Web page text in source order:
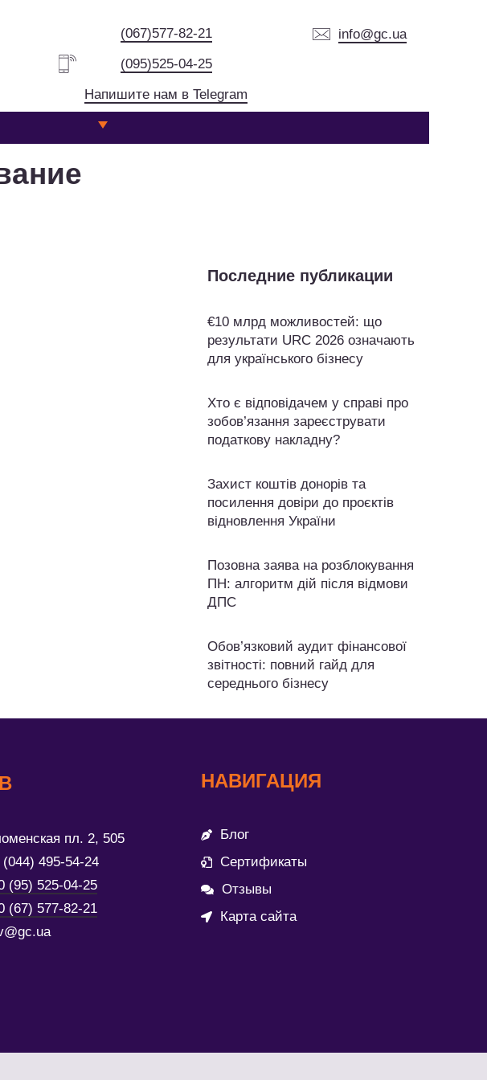
(067)577-82-21
(095)525-04-25
Напишите нам в Telegram
info@gc.ua
Последние публикации
€10 млрд можливостей: що
результати URC 2026 означають
для українського бізнесу
Хто є відповідачем у справі про
зобов’язання зареєструвати
податкову накладну?
Захист коштів донорів та
посилення довіри до проєктів
відновлення України
Позовна заява на розблокування
ПН: алгоритм дій після відмови
ДПС
Обов’язковий аудит фінансової
звітності: повний гайд для
середнього бізнесу
пл. 2, 505
(044) 495-54-24
(95) 525-04-25
(67) 577-82-21
НАВИГАЦИЯ
Блог
Сертификаты
Отзывы
Карта сайта